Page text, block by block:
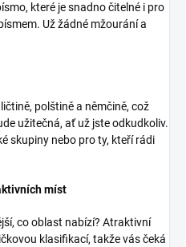
které je snadno čitelné i pro
Už žádné mžourání a
polštině a němčině, což
užitečná, ať už jste odkudkoliv.
skupiny nebo pro ty, kteří rádi
míst
co oblast nabízí? Atraktivní
klasifikací, takže vás čeká